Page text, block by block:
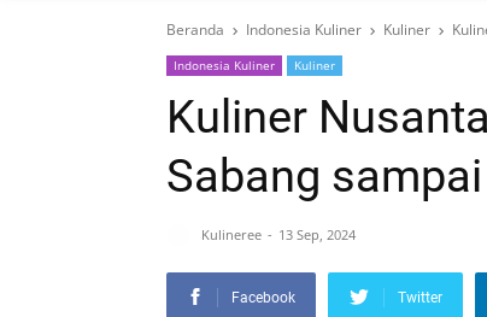
Beranda Indonesia Kuliner Kuliner
Indonesia Kuliner Kuliner
Kuliner
Sabang
Kulineree 13 Sep, 2024
Facebook Twitter